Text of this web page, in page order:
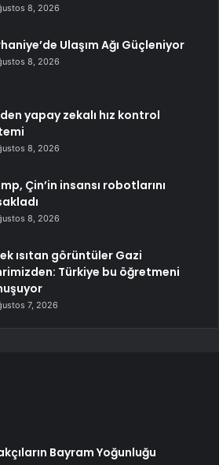
8, 2026
Ulaşım Ağı Güçleniyor
8, 2026
yapay zekalı hız kontrol
8, 2026
Çin’in insansı robotlarını
8, 2026
ısıtan görüntüler Gazi
Türkiye bu öğretmeni
7, 2026
Bayram Yoğunluğu